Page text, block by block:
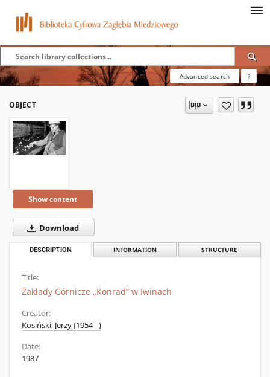
Advanced search ?
OBJECT
Show content
Download
DESCRIPTION INFORMATION STRUCTURE
Title:
Zakłady Górnicze „Konrad” w Iwinach
Creator:
Kosiński, Jerzy (1954– )
Date:
1987